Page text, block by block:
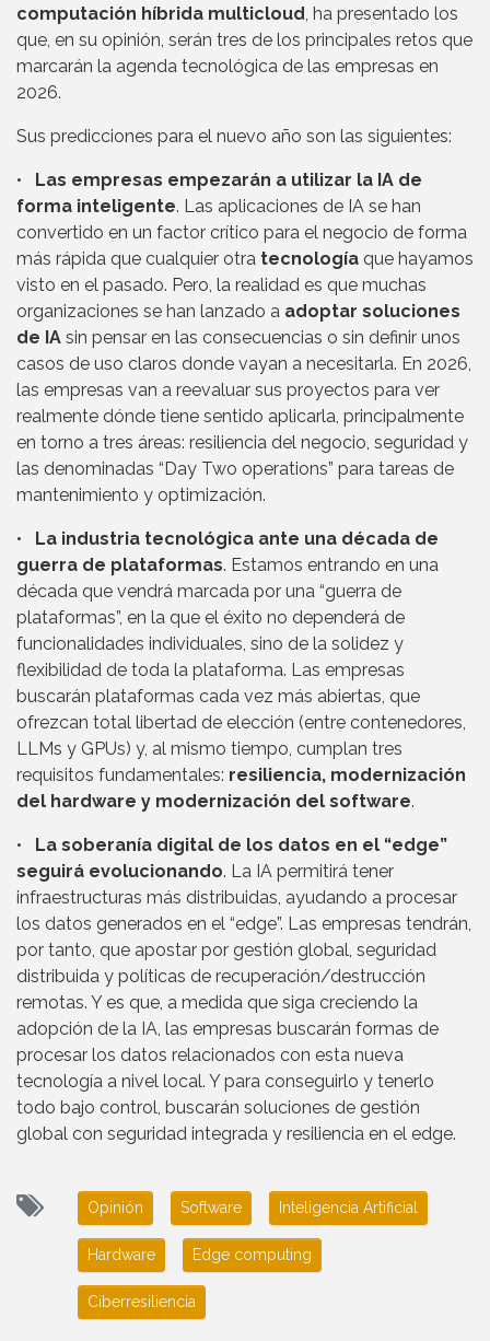
computación híbrida multicloud, ha presentado los
que, en su opinión, serán tres de los principales retos que
marcarán la agenda tecnológica de las empresas en
2026.
Sus predicciones para el nuevo año son las siguientes:
•
Las empresas empezarán a utilizar la IA de
forma inteligente. Las aplicaciones de IA se han
convertido en un factor crítico para el negocio de forma
más rápida que cualquier otra tecnología que hayamos
visto en el pasado. Pero, la realidad es que muchas
organizaciones se han lanzado a adoptar soluciones
de IA sin pensar en las consecuencias o sin definir unos
casos de uso claros donde vayan a necesitarla. En 2026,
las empresas van a reevaluar sus proyectos para ver
realmente dónde tiene sentido aplicarla, principalmente
en torno a tres áreas: resiliencia del negocio, seguridad y
las denominadas “Day Two operations” para tareas de
mantenimiento y optimización.
•
La industria tecnológica ante una década de
guerra de plataformas. Estamos entrando en una
década que vendrá marcada por una “guerra de
plataformas”, en la que el éxito no dependerá de
funcionalidades individuales, sino de la solidez y
flexibilidad de toda la plataforma. Las empresas
buscarán plataformas cada vez más abiertas, que
ofrezcan total libertad de elección (entre contenedores,
LLMs y GPUs) y, al mismo tiempo, cumplan tres
requisitos fundamentales: resiliencia, modernización
del hardware y modernización del software.
•
La soberanía digital de los datos en el “edge”
seguirá evolucionando. La IA permitirá tener
infraestructuras más distribuidas, ayudando a procesar
los datos generados en el “edge”. Las empresas tendrán,
por tanto, que apostar por gestión global, seguridad
distribuida y políticas de recuperación/destrucción
remotas. Y es que, a medida que siga creciendo la
adopción de la IA, las empresas buscarán formas de
procesar los datos relacionados con esta nueva
tecnología a nivel local. Y para conseguirlo y tenerlo
todo bajo control, buscarán soluciones de gestión
global con seguridad integrada y resiliencia en el edge.
Opinión Software Inteligencia Artificial
Hardware Edge computing
Ciberresiliencia